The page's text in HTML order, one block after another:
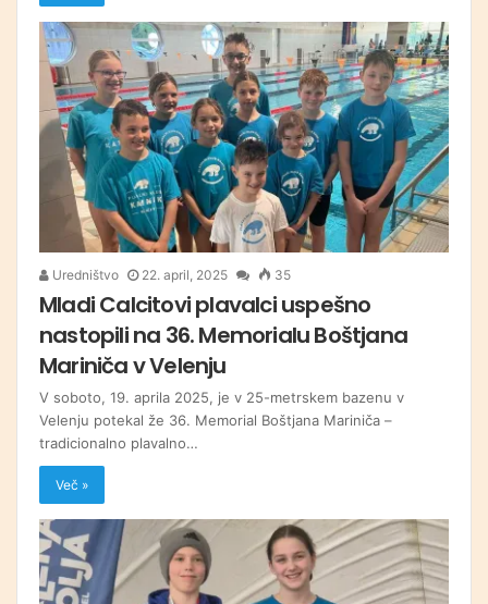
Uredništvo 22. april, 2025 35
Mladi Calcitovi plavalci uspešno
nastopili na 36. Memorialu Boštjana
Mariniča v Velenju
V soboto, 19. aprila 2025, je v 25-metrskem bazenu v
Velenju potekal že 36. Memorial Boštjana Mariniča –
tradicionalno plavalno…
Več »